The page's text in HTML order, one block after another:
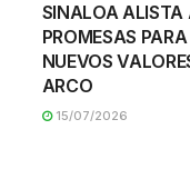
SINALOA ALISTA
PROMESAS
NUEVOS
ARCO
15/07/2026